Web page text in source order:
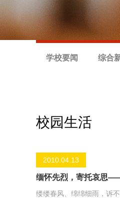
学校要闻 综合
校园生活
2010.04.13
缅怀先烈，寄托哀思
缕缕春风、绵绵细雨，诉